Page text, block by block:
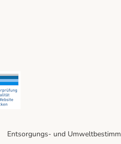
Entsorgungs- und